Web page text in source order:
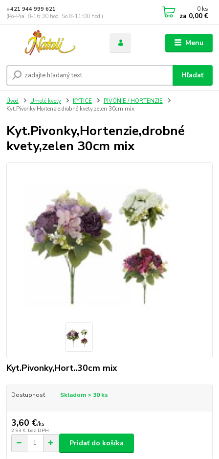
Menu
Hľadať
+421 944 999 621
(Po-Pia, 8-16:30 hod. So 8-11:00 hod.)
0 ks
za 0,00 €
Úvod Umelé kvety KYTICE
PIVÓNIE / HORTENZIE
Kyt.Pivonky,Hortenzie,drobné kvety,zelen 30cm mix
Kyt.Pivonky,Hortenzie,drobné
kvety,zelen 30cm mix
Kyt.Pivonky,Hort..30cm mix
Dostupnosť Skladom > 30 ks
3,60 €/ks
2,93 € bez DPH
Pridať do košíka